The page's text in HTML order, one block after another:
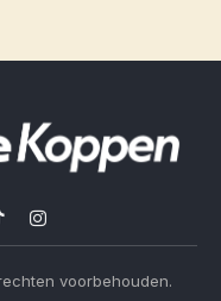
Instagram
voorbehouden.